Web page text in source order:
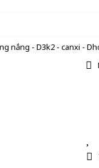
nắng - D3k2 - canxi -